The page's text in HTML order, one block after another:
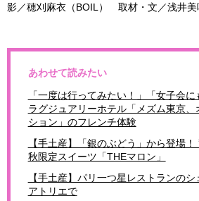
影／穂刈麻衣（BOIL） 取材・文／浅井美
あわせて読みたい
「一度は行ってみたい！」「女子会
ラグジュアリーホテル「メズム東京、
ション」のフレンチ体験
【手土産】「銀のぶどう」から登場！
秋限定スイーツ「THEマロン」
【手土産】パリ一つ星レストランの
アトリエで